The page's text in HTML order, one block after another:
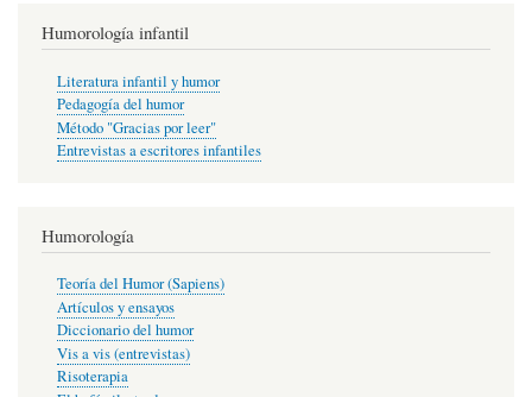
Humorología infantil
Literatura infantil y humor
Pedagogía del humor
Método "Gracias por leer"
Entrevistas a escritores infantiles
Humorología
Teoría del Humor (Sapiens)
Artículos y ensayos
Diccionario del humor
Vis a vis (entrevistas)
Risoterapia